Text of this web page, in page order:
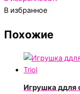
В избранное
Похожие
Игрушка ддля